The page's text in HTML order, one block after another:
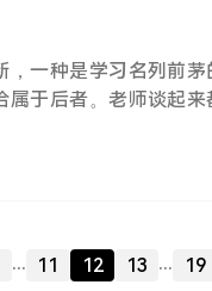
。作者在文末提醒读
一种是学习名列前
属于后者。老师谈
雷打不动的“年级第
里就炸开锅一样叽叽
... 11 12 13 ... 19